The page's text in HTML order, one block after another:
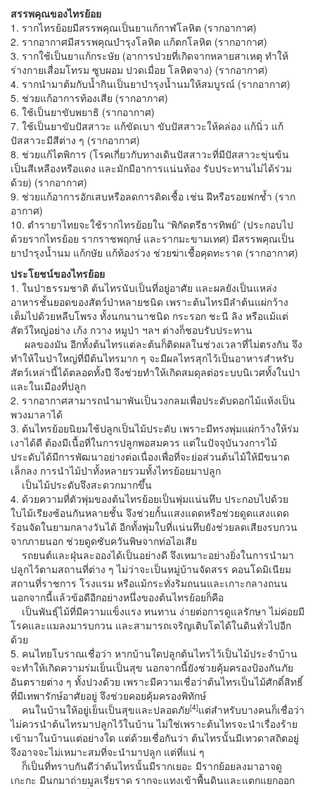
สรรพคุณของไทรย้อย
1. รากไทรย้อยมีสรรพคุณเป็นยาแก้กาฬโลหิต (รากอากาศ)
2. รากอากาศมีสรรพคุณบำรุงโลหิต แก้ตกโลหิต (รากอากาศ)
3. รากใช้เป็นยาแก้กระษัย (อาการป่วยที่เกิดจากหลายสาเหตุ ทำให้
ร่างกายเสื่อมโทรม ซูบผอม ปวดเมื่อย โลหิตจาง) (รากอากาศ)
4. รากนำมาต้มกับน้ำกินเป็นยาบำรุงน้ำนมให้สมบูรณ์ (รากอากาศ)
5. ช่วยแก้อาการท้องเสีย (รากอากาศ)
6. ใช้เป็นยาขับพยาธิ (รากอากาศ)
7. ใช้เป็นยาขับปัสสาวะ แก้ขัดเบา ขับปัสสาวะให้คล่อง แก้นิ่ว แก้
ปัสสาวะมีสีต่าง ๆ (รากอากาศ)
8. ช่วยแก้ไตพิการ (โรคเกี่ยวกับทางเดินปัสสาวะที่มีปัสสาวะขุ่นข้น
เป็นสีเหลืองหรือแดง และมักมีอาการแน่นท้อง รับประทานไม่ได้ร่วม
ด้วย) (รากอากาศ)
9. ช่วยแก้อาการอักเสบหรือลดการติดเชื้อ เช่น ฝีหรือรอยฟกช้ำ (ราก
อากาศ)
10. ตำรายาไทยจะใช้รากไทรย้อยใน “พิกัดตรีธารทิพย์” (ประกอบไป
ด้วยรากไทรย้อย รากราชพฤกษ์ และรากมะขามเทศ) มีสรรพคุณเป็น
ยาบำรุงน้ำนม แก้กษัย แก้ท้องร่วง ช่วยฆ่าเชื้อคุดทะราด (รากอากาศ)
ประโยชน์ของไทรย้อย
1. ในป่าธรรมชาติ ต้นไทรนับเป็นที่อยู่อาศัย และผลยังเป็นแหล่ง
อาหารชั้นยอดของสัตว์ป่าหลายชนิด เพราะต้นไทรมีลำต้นแผ่กว้าง
เต็มไปด้วยหลืบโพรง ทั้งนกนานาชนิด กระรอก ชะนี ลิง หรือแม้แต่
สัตว์ใหญ่อย่าง เก้ง กวาง หมูป่า ฯลฯ ต่างก็ชอบรับประทาน
ผลของมัน อีกทั้งต้นไทรแต่ละต้นก็ติดผลในช่วงเวลาที่ไม่ตรงกัน จึง
ทำให้ในป่าใหญ่ที่มีต้นไทรมาก ๆ จะมีผลไทรสุกไว้เป็นอาหารสำหรับ
สัตว์เหล่านี้ได้ตลอดทั้งปี จึงช่วยทำให้เกิดสมดุลต่อระบบนิเวศทั้งในป่า
และในเมืองที่ปลูก
2. รากอากาศสามารถนำมาพันเป็นวงกลมเพื่อประดับดอกไม้แห้งเป็น
พวงมาลาได้
3. ต้นไทรย้อยนิยมใช้ปลูกเป็นไม้ประดับ เพราะมีทรงพุ่มแผ่กว้างให้ร่ม
เงาได้ดี ต้องมีเนื้อที่ในการปลูกพอสมควร แต่ในปัจจุบันวงการไม้
ประดับได้มีการพัฒนาอย่างต่อเนื่องเพื่อที่จะย่อส่วนต้นไม้ให้มีขนาด
เล็กลง การนำไม้ป่าทั้งหลายรวมทั้งไทรย้อยมาปลูก
เป็นไม้ประดับจึงสะดวกมากขึ้น
4. ด้วยความที่ตัวพุ่มของต้นไทรย้อยเป็นพุ่มแน่นทึบ ประกอบไปด้วย
ใบไม้เรียงซ้อนกันหลายชั้น จึงช่วยกั้นแสงแดดหรือช่วยดูดแสงแดด
ร้อนจัดในยามกลางวันได้ อีกทั้งพุ่มใบที่แน่นทึบยังช่วยลดเสียงรบกวน
จากภายนอก ช่วยดูดซับควันพิษจากท่อไอเสีย
รถยนต์และฝุ่นละอองได้เป็นอย่างดี จึงเหมาะอย่างยิ่งในการนำมา
ปลูกไว้ตามสถานที่ต่าง ๆ ไม่ว่าจะเป็นหมู่บ้านจัดสรร คอนโดมิเนียม
สถานที่ราชการ โรงแรม หรือแม้กระทั่งริมถนนและเกาะกลางถนน
นอกจากนี้แล้วข้อดีอีกอย่างหนึ่งของต้นไทรย้อยก็คือ
เป็นพันธุ์ไม้ที่มีความแข็งแรง ทนทาน ง่ายต่อการดูแลรักษา ไม่ค่อยมี
โรคและแมลงมารบกวน และสามารถเจริญเติบโตได้ในดินทั่วไปอีก
ด้วย
5. คนไทยโบราณเชื่อว่า หากบ้านใดปลูกต้นไทรไว้เป็นไม้ประจำบ้าน
จะทำให้เกิดความร่มเย็นเป็นสุข นอกจากนี้ยังช่วยคุ้มครองป้องกันภัย
อันตรายต่าง ๆ ทั้งปวงด้วย เพราะมีความเชื่อว่าต้นไทรเป็นไม้ศักดิ์สิทธิ์
ที่มีเทพารักษ์อาศัยอยู่ จึงช่วยคอยคุ้มครองพิทักษ์
คนในบ้านให้อยู่เย็นเป็นสุขและปลอดภัย[4]แต่สำหรับบางคนก็เชื่อว่า
ไม่ควรนำต้นไทรมาปลูกไว้ในบ้าน ไม่ใช่เพราะต้นไทรจะนำเรื่องร้าย
เข้ามาในบ้านแต่อย่างใด แต่ด้วยเชื่อกันว่า ต้นไทรนั้นมีเทวดาสถิตอยู่
จึงอาจจะไม่เหมาะสมที่จะนำมาปลูก แต่ที่แน่ ๆ
ก็เป็นที่ทราบกันดีว่าต้นไทรนั้นมีรากเยอะ มีรากย้อยลงมาอาจดู
เกะกะ มีนกมาถ่ายมูลเรี่ยราด รากจะแทงเข้าพื้นดินและแตกแยกออก